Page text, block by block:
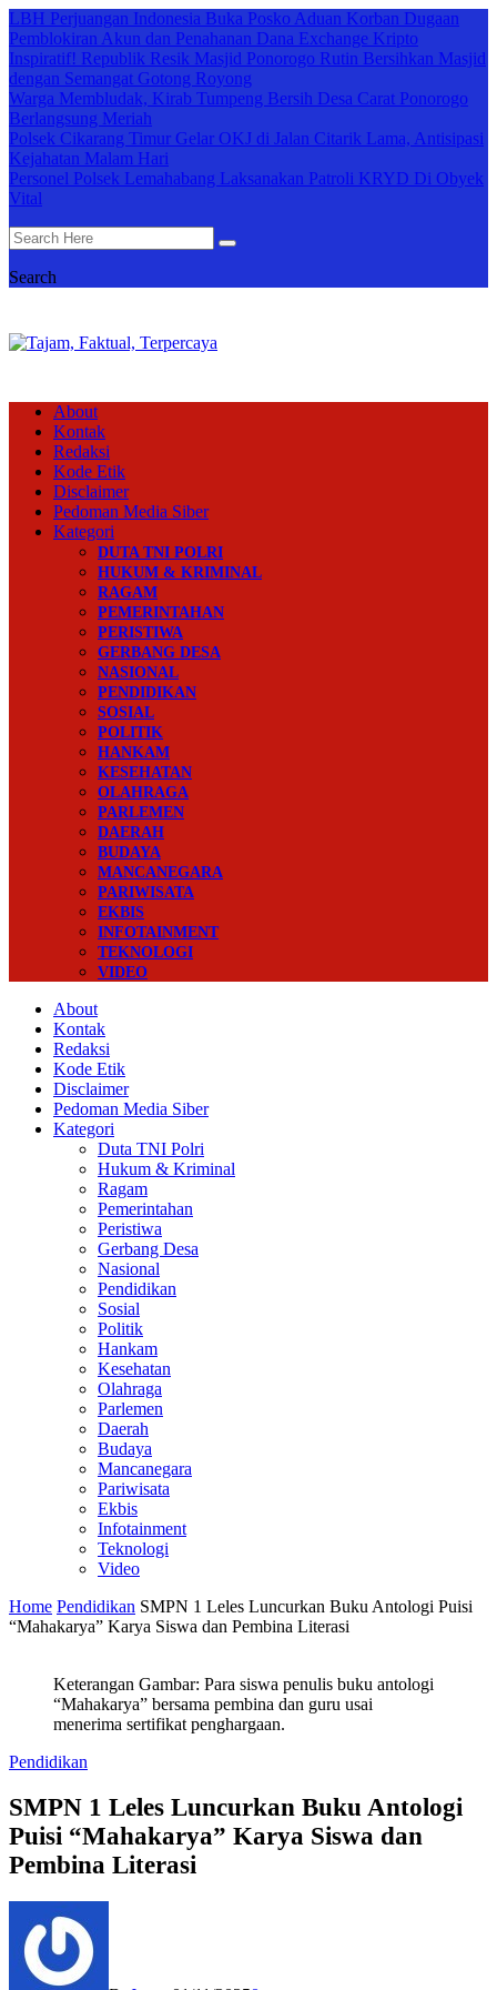
LBH Perjuangan Indonesia Buka Posko Aduan Korban Dugaan
Pemblokiran Akun dan Penahanan Dana Exchange Kripto
Inspiratif! Republik Resik Masjid Ponorogo Rutin Bersihkan Masjid
dengan Semangat Gotong Royong
Warga Membludak, Kirab Tumpeng Bersih Desa Carat Ponorogo
Berlangsung Meriah
Polsek Cikarang Timur Gelar OKJ di Jalan Citarik Lama, Antisipasi
Kejahatan Malam Hari
Personel Polsek Lemahabang Laksanakan Patroli KRYD Di Obyek
Vital
Search
About
Kontak
Redaksi
Kode Etik
Disclaimer
Pedoman Media Siber
Kategori
DUTA TNI POLRI
HUKUM & KRIMINAL
RAGAM
PEMERINTAHAN
PERISTIWA
GERBANG DESA
NASIONAL
PENDIDIKAN
SOSIAL
POLITIK
HANKAM
KESEHATAN
OLAHRAGA
PARLEMEN
DAERAH
BUDAYA
MANCANEGARA
PARIWISATA
EKBIS
INFOTAINMENT
TEKNOLOGI
VIDEO
About
Kontak
Redaksi
Kode Etik
Disclaimer
Pedoman Media Siber
Kategori
Duta TNI Polri
Hukum & Kriminal
Ragam
Pemerintahan
Peristiwa
Gerbang Desa
Nasional
Pendidikan
Sosial
Politik
Hankam
Kesehatan
Olahraga
Parlemen
Daerah
Budaya
Mancanegara
Pariwisata
Ekbis
Infotainment
Teknologi
Video
Home Pendidikan SMPN 1 Leles Luncurkan Buku Antologi Puisi
“Mahakarya” Karya Siswa dan Pembina Literasi
Keterangan Gambar: Para siswa penulis buku antologi
“Mahakarya” bersama pembina dan guru usai
menerima sertifikat penghargaan.
Pendidikan
SMPN 1 Leles Luncurkan Buku Antologi
Puisi “Mahakarya” Karya Siswa dan
Pembina Literasi